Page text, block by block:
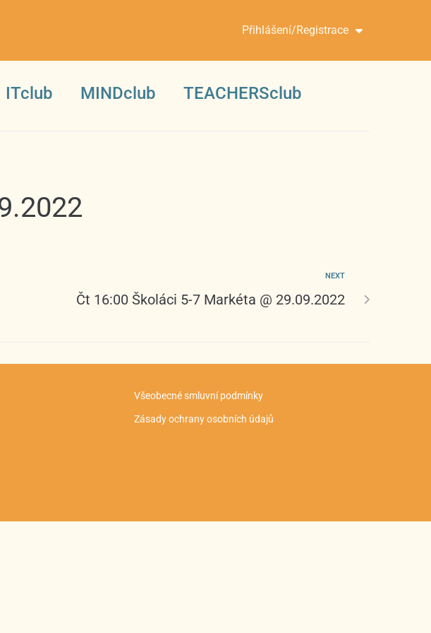
Přihlášení/Registrace
ITclub MINDclub TEACHERSclub
NEXT
Čt 16:00 Školáci 5-7 Markéta @ 29.09.2022
Všeobecné smluvní podmínky
Zásady ochrany osobních údajů